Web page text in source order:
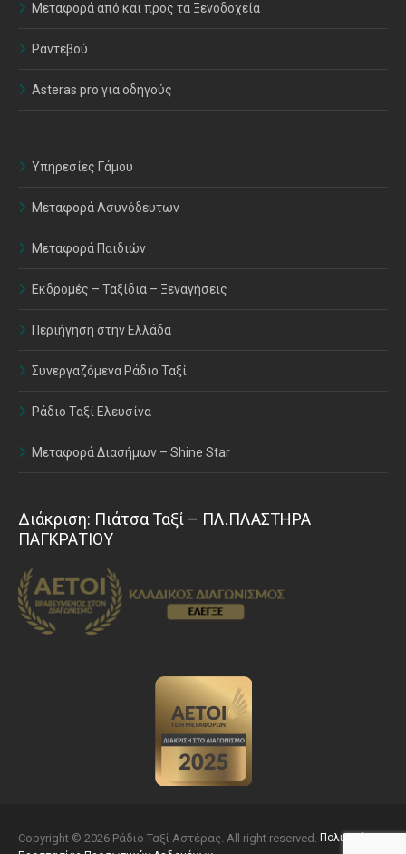
Μεταφορά από και προς τα Ξενοδοχεία
Ραντεβού
Asteras pro για οδηγούς
Υπηρεσίες Γάμου
Μεταφορά Ασυνόδευτων
Μεταφορά Παιδιών
Εκδρομές – Ταξίδια – Ξεναγήσεις
Περιήγηση στην Ελλάδα
Συνεργαζόμενα Ράδιο Ταξί
Ράδιο Ταξί Ελευσίνα
Μεταφορά Διασήμων – Shine Star
Διάκριση: Πιάτσα Ταξί – ΠΛ.ΠΛΑΣΤΗΡΑ
ΠΑΓΚΡΑΤΙΟΥ
Copyright © 2026 Ράδιο Ταξί Αστέρας. All right reserved. Πολιτική